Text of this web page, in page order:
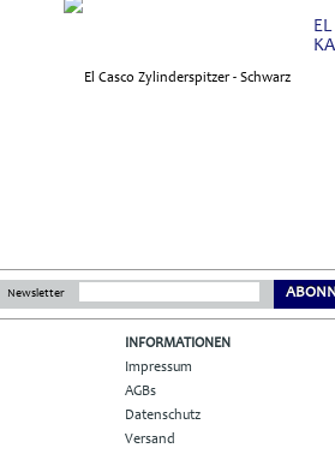
Newsletter
INFORMATIONEN
Impressum
AGBs
Datenschutz
Versand